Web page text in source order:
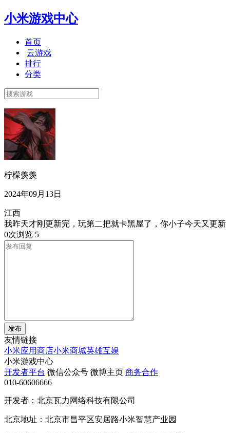
小米游戏中心
首页
云游戏
排行
分类
柠檬羡羡
2024年09月13日
江西
我昨天才刚更新完，玩第二把就卡黑屋了，你小子今天又更新
0次浏览 5
发布
友情链接
小米应用商店小米商城英雄互娱
小米游戏中心
开发者平台 微信公众号 微博主页 商务合作
010-60606666
开发者：北京瓦力网络科技有限公司
北京地址：北京市昌平区安居路小米智慧产业园